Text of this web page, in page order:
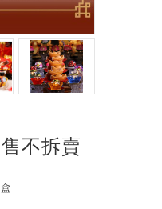
不拆賣